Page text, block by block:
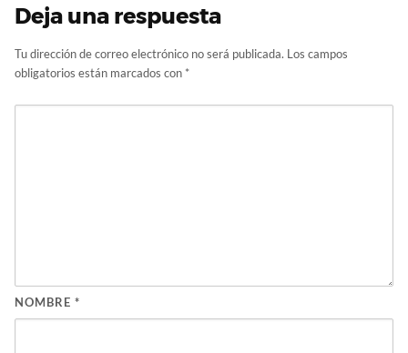
Deja una respuesta
Tu dirección de correo electrónico no será publicada. Los campos
obligatorios están marcados con *
NOMBRE *